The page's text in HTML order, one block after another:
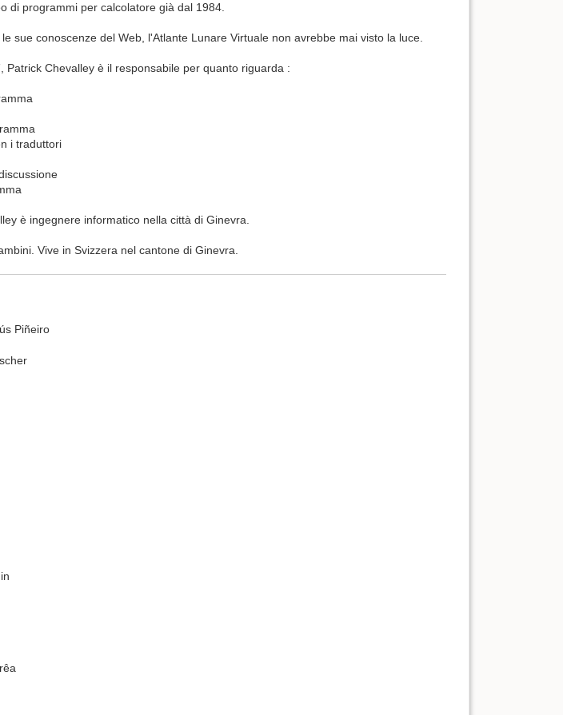
di programmi per calcolatore già dal 1984.
sue conoscenze del Web, l'Atlante Lunare Virtuale non avrebbe mai visto la luce.
Patrick Chevalley è il responsabile per quanto riguarda :
i traduttori
è ingegnere informatico nella città di Ginevra.
Vive in Svizzera nel cantone di Ginevra.
Piñeiro